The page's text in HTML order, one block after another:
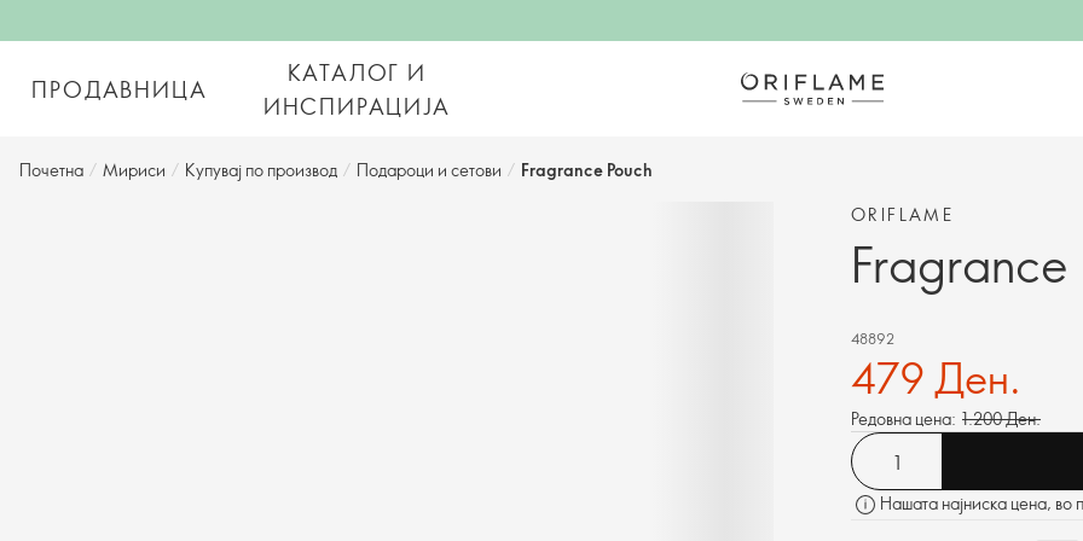
ПРОДАВНИЦА
КАТАЛОГ И
ИНСПИРАЦИЈА
Почетна / Мириси / Купувај по производ / Подароци и сетови / Fragrance Pouch
ОRIFLAME
Fragrance
48892
479 Ден.
Редовна цена: 1.200 Ден.
Нашата најниска цена,